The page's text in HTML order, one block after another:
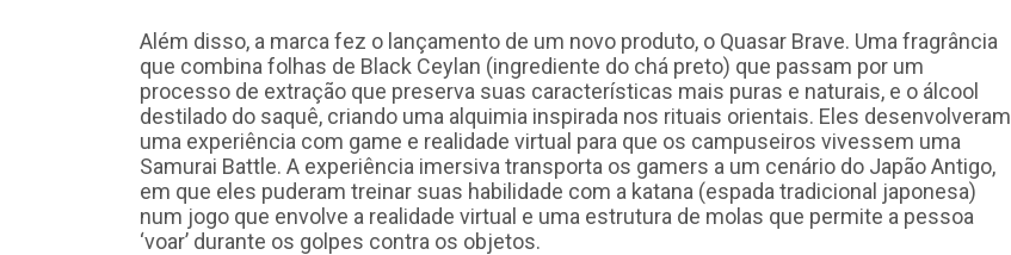
Além disso, a marca fez o lançamento de um novo produto, o Quasar Brave. Uma fragrância
que combina folhas de Black Ceylan (ingrediente do chá preto) que passam por um
processo de extração que preserva suas características mais puras e naturais, e o álcool
destilado do saquê, criando uma alquimia inspirada nos rituais orientais. Eles desenvolveram
uma experiência com game e realidade virtual para que os campuseiros vivessem uma
Samurai Battle. A experiência imersiva transporta os gamers a um cenário do Japão Antigo,
em que eles puderam treinar suas habilidade com a katana (espada tradicional japonesa)
num jogo que envolve a realidade virtual e uma estrutura de molas que permite a pessoa
‘voar’ durante os golpes contra os objetos.